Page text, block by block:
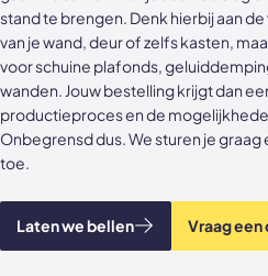
Akoestische panelen
Kleurstalen akoestische panelen
Sample sale
Accessoires
Stalen schuifdeuren
Stalen wanden
Stalen binnendeuren
Akoestische panelen
GewoonGers deuren outlet
stand te brengen. Denk hierbij aan
van je wand, deur of zelfs kasten,
voor schuine plafonds,
wanden. Jouw bestelling krijgt dan
productieproces en de
Onbegrensd dus. We sturen je
toe.
Laten we bellen Vraag